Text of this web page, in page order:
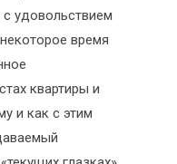
удовольствием
время
квартиры и
и как с этим